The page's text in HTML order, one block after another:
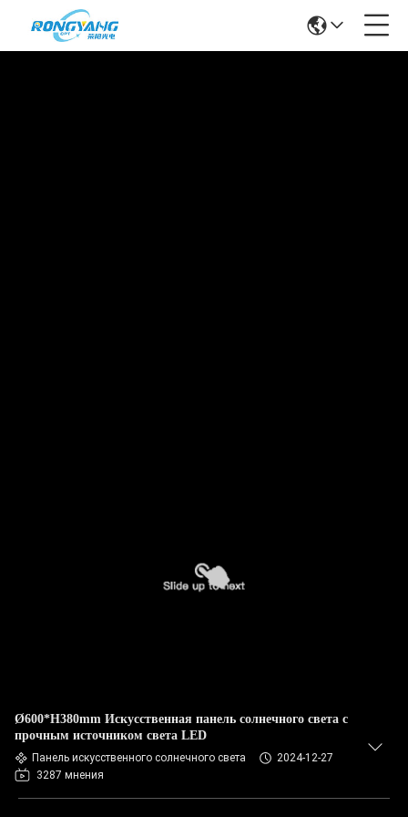
Ø600*H380mm Искусственная панель солнечного света с
прочным источником света LED
Панель искусственного солнечного света
2024-12-27
3287 мнения